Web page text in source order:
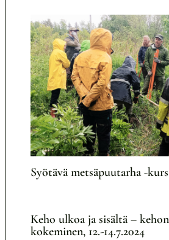
Syötävä metsäpuutarha -
Keho ulkoa ja sisältä –
kokeminen, 12.-14.7.2024